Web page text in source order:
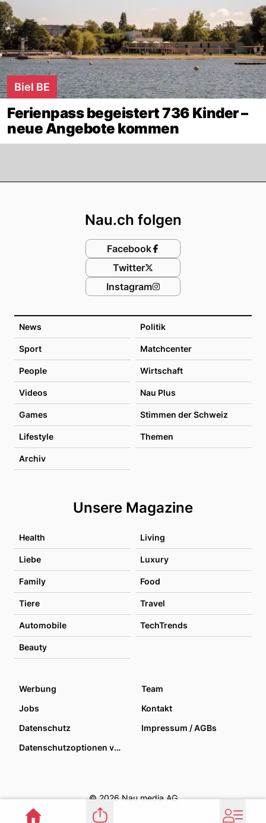
Biel BE
Ferienpass begeistert 736 Kinder –
neue Angebote kommen
News Politik
Sport Matchcenter
People Wirtschaft
Videos Nau Plus
Games Stimmen der Schweiz
Lifestyle Themen
Archiv
Unsere Magazine
Health Living
Liebe Luxury
Family Food
Tiere Travel
Automobile TechTrends
Beauty
Nau.ch folgen
Facebook
Twitter
Instagram
Werbung
Team
Jobs
Kontakt
Datenschutz
Impressum / AGBs
Datenschutzoptionen verwalten
© 2026 Nau media AG